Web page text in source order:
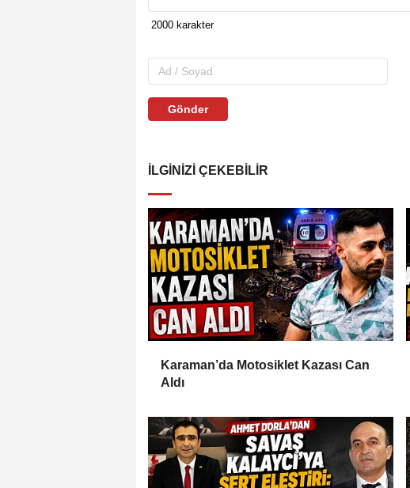
Gönder
İLGINIZI ÇEKEBILIR
Karaman’da Motosiklet Kazası Can
Aldı